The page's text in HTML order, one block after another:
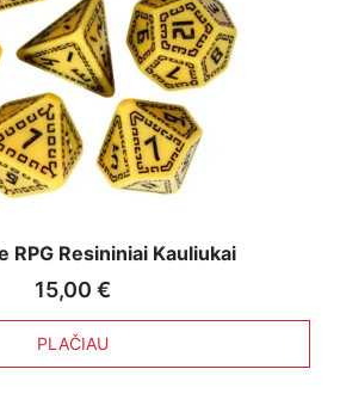
RPG Resininiai Kauliukai
15,00 €
PLAČIAU